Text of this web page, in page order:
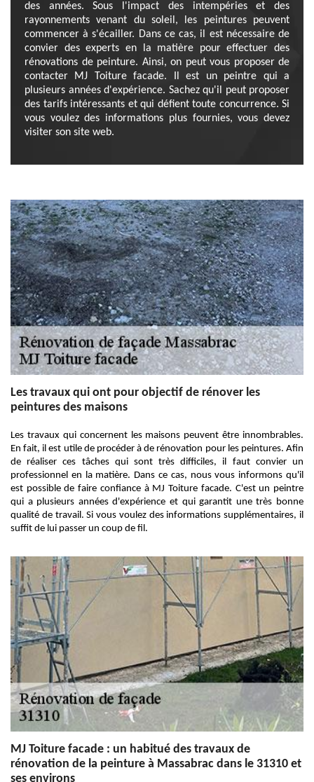
des années. Sous l'impact des intempéries et des
rayonnements venant du soleil, les peintures peuvent
commencer à s'écailler. Dans ce cas, il est nécessaire de
convier des experts en la matière pour effectuer des
rénovations de peinture. Ainsi, on peut vous proposer de
contacter MJ Toiture facade. Il est un peintre qui a
plusieurs années d'expérience. Sachez qu'il peut proposer
des tarifs intéressants et qui défient toute concurrence. Si
vous voulez des informations plus fournies, vous devez
visiter son site web.
Les travaux qui ont pour objectif de rénover les
peintures des maisons
Les travaux qui concernent les maisons peuvent être innombrables.
En fait, il est utile de procéder à de rénovation pour les peintures. Afin
de réaliser ces tâches qui sont très difficiles, il faut convier un
professionnel en la matière. Dans ce cas, nous vous informons qu'il
est possible de faire confiance à MJ Toiture facade. C'est un peintre
qui a plusieurs années d'expérience et qui garantit une très bonne
qualité de travail. Si vous voulez des informations supplémentaires, il
suffit de lui passer un coup de fil.
MJ Toiture facade : un habitué des travaux de
rénovation de la peinture à Massabrac dans le 31310 et
ses environs